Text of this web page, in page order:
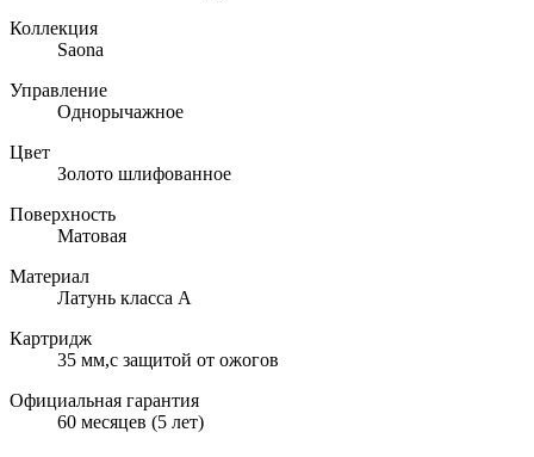
Коллекция
Saona
Управление
Однорычажное
Цвет
Золото шлифованное
Поверхность
Матовая
Материал
Латунь класса А
Картридж
35 мм,с защитой от ожогов
Официальная гарантия
60 месяцев (5 лет)